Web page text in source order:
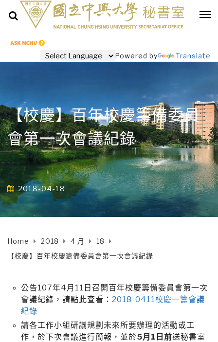
Powered by Translate
【校慶】百年校慶籌備委員
會第一次會議紀錄
2018-04-18
Home 2018 4 月
18
【校慶】百年校慶籌備委員會第一次會議紀錄
公告107年4月11日召開百年校慶籌備委員會第一次
會議紀錄，請點此查看： 2018-0411校慶一籌會議
紀錄
請各工作小組研議規劃未來所要辦理的活動或工
作，於下次會議進行簡報，並於5月1日前送秘書室